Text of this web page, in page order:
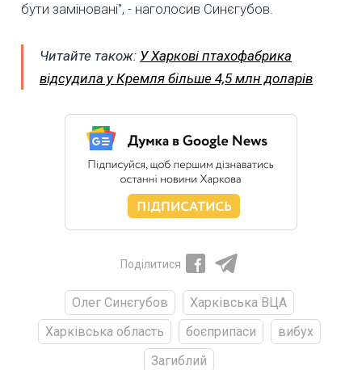
бути заміновані", - наголосив Синєгубов.
Читайте також: У Харкові птахофабрика
відсудила у Кремля більше 4,5 млн доларів
Поділитися
Олег Синєгубов
Харківська ВЦА
Харківська область
боєприпаси
вибух
Загиблий